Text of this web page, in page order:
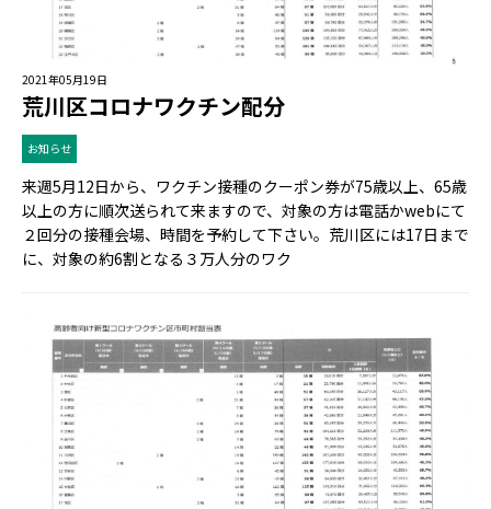
2021年05月19日
荒川区コロナワクチン配分
お知らせ
来週5月12日から、ワクチン接種のクーポン券が75歳以上、65歳
以上の方に順次送られて来ますので、対象の方は電話かwebにて
２回分の接種会場、時間を予約して下さい。荒川区には17日まで
に、対象の約6割となる３万人分のワク